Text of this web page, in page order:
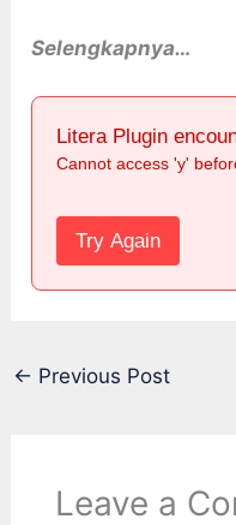
Selengkapnya…
Litera Plugin
Cannot access 'y'
Try Again
← Previous Post
Leave a